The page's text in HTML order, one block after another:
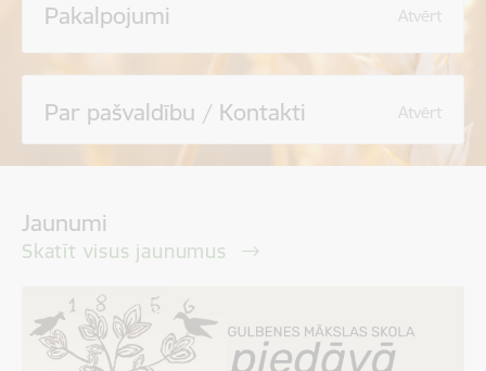
Pakalpojumi Atvērt
Par pašvaldību / Kontakti Atvērt
Jaunumi
Skatīt visus jaunumus